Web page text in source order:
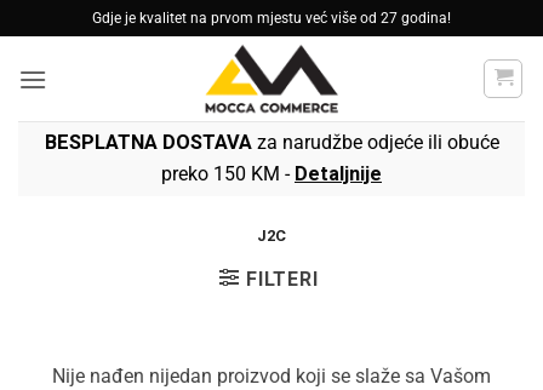
to
content
Gdje je kvalitet na prvom mjestu već više od 27 godina!
BESPLATNA DOSTAVAza narudžbe odjeće ili obuće
preko 150 KM - Detaljnije
J2C
FILTERI
Nije nađen nijedan proizvod koji se slaže sa Vašom